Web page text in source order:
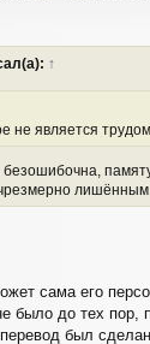
↑
не является
лишённым
сама его
было до тех
был